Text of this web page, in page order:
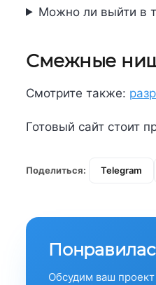
Можно ли выйти в
Смежные
Смотрите также:
Готовый сайт стоит
Поделиться: Telegram
Обсудим ваш